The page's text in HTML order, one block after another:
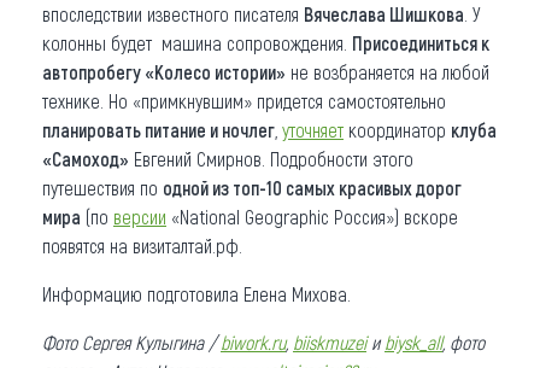
впоследствии известного писателя Вячеслава Шишкова . У
колонны будет машина сопровождения. Присоединиться к
автопробегу «Колесо истории» не возбраняется на любой
технике. Но «примкнувшим» придется самостоятельно
планировать питание и ночлег уточняет координатор клуба
«Самоход» Евгений Смирнов. Подробности этого
путешествия по одной из топ-10 самых красивых дорог
мира (по версии «National Geographic Россия») вскоре
появятся на визиталтай.рф.
Информацию подготовила Елена Михова.
Фото Сергея Кулыгина /biwork.ru, biiskmuzeiи biysk_all, фото